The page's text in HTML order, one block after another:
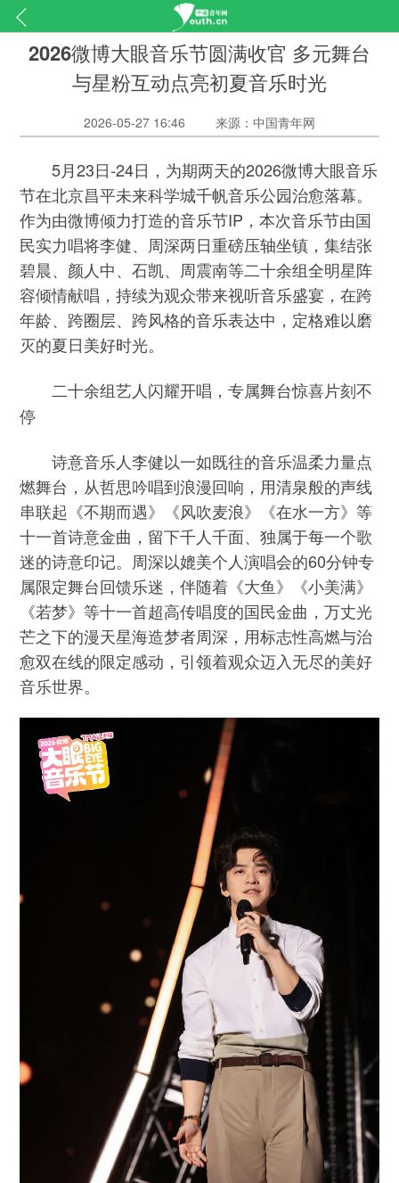
2026微博大眼音乐节圆满收官 多元舞台
与星粉互动点亮初夏音乐时光
2026-05-27 16:46 来源：中国青年网
5月23日-24日，为期两天的2026微博大眼音乐
节在北京昌平未来科学城千帆音乐公园治愈落幕。
作为由微博倾力打造的音乐节IP，本次音乐节由国
民实力唱将李健、周深两日重磅压轴坐镇，集结张
碧晨、颜人中、石凯、周震南等二十余组全明星阵
容倾情献唱，持续为观众带来视听音乐盛宴，在跨
年龄、跨圈层、跨风格的音乐表达中，定格难以磨
灭的夏日美好时光。
二十余组艺人闪耀开唱，专属舞台惊喜片刻不
停
诗意音乐人李健以一如既往的音乐温柔力量点
燃舞台，从哲思吟唱到浪漫回响，用清泉般的声线
串联起《不期而遇》《风吹麦浪》《在水一方》等
十一首诗意金曲，留下千人千面、独属于每一个歌
迷的诗意印记。周深以媲美个人演唱会的60分钟专
属限定舞台回馈乐迷，伴随着《大鱼》《小美满》
《若梦》等十一首超高传唱度的国民金曲，万丈光
芒之下的漫天星海造梦者周深，用标志性高燃与治
愈双在线的限定感动，引领着观众迈入无尽的美好
音乐世界。